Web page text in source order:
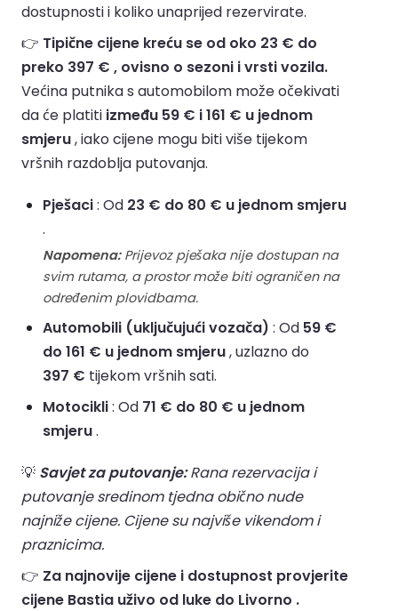
dostupnosti i koliko unaprijed rezervirate.
👉 Tipične cijene kreću se od oko 23 € do
preko 397 € , ovisno o sezoni i vrsti vozila.
Većina putnika s automobilom može očekivati
da će platiti između 59 € i 161 € u jednom
smjeru, iako cijene mogu biti više tijekom
vršnih razdoblja putovanja.
Pješaci: Od 23 € do 80 € u jednom smjeru
.
Napomena:Prijevoz pješaka nije dostupan na
svim rutama, a prostor može biti ograničen na
određenim plovidbama.
Automobili (uključujući vozača) : Od 59 €
do 161 € u jednom smjeru, uzlazno do
397 € tijekom vršnih sati.
Motocikli: Od 71 € do 80 € u jednom
smjeru.
💡 Savjet za putovanje:Rana rezervacija i
putovanje sredinom tjedna obično nude
najniže cijene. Cijene su najviše vikendom i
praznicima.
👉 Za najnovije cijene i dostupnost provjerite
cijene Bastia uživo od luke do Livorno .